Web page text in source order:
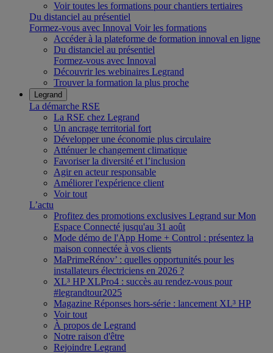
Voir toutes les formations pour chantiers tertiaires
Du distanciel au présentiel
Formez-vous avec Innoval Voir les formations
Accéder à la plateforme de formation innoval en ligne
Du distanciel au présentiel
Formez-vous avec Innoval
Découvrir les webinaires Legrand
Trouver la formation la plus proche
Legrand
La démarche RSE
La RSE chez Legrand
Un ancrage territorial fort
Développer une économie plus circulaire
Atténuer le changement climatique
Favoriser la diversité et l’inclusion
Agir en acteur responsable
Améliorer l'expérience client
Voir tout
L’actu
Profitez des promotions exclusives Legrand sur Mon
Espace Connecté jusqu'au 31 août
Mode démo de l'App Home + Control : présentez la
maison connectée à vos clients
MaPrimeRénov’ : quelles opportunités pour les
installateurs électriciens en 2026 ?
XL³ HP XLPro4 : succès au rendez-vous pour
#legrandtour2025
Magazine Réponses hors-série : lancement XL³ HP
Voir tout
À propos de Legrand
Notre raison d'être
Rejoindre Legrand